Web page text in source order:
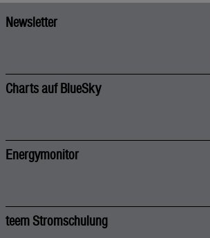
Newsletter
Charts auf BlueSky
Energymonitor
teem Stromschulung